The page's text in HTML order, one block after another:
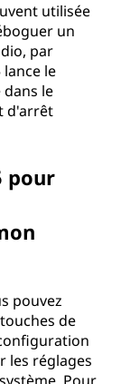
utilisée
un
par
le
le
d'arrêt
pour
pouvez
de
les réglages